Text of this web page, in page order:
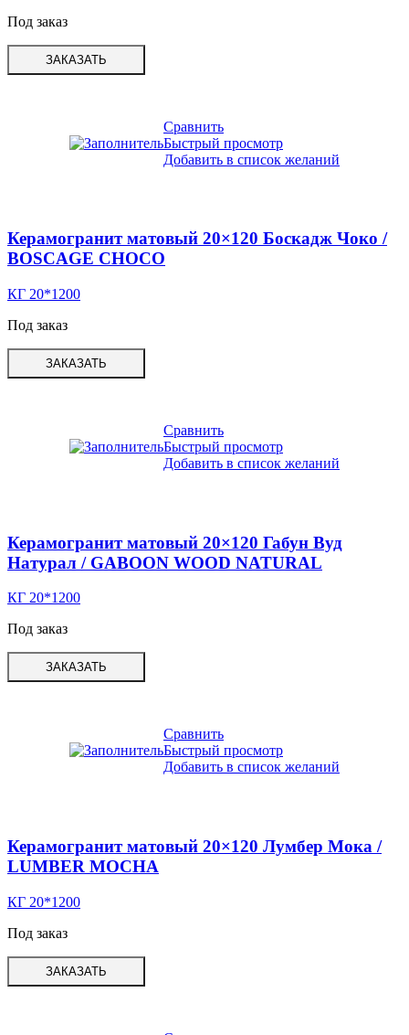
Под заказ
ЗАКАЗАТЬ
Сравнить
Быстрый просмотр
Добавить в список желаний
Керамогранит матовый 20×120 Боскадж Чоко /
BOSCAGE CHOCO
КГ 20*1200
Под заказ
ЗАКАЗАТЬ
Сравнить
Быстрый просмотр
Добавить в список желаний
Керамогранит матовый 20×120 Габун Вуд
Натурал / GABOON WOOD NATURAL
КГ 20*1200
Под заказ
ЗАКАЗАТЬ
Сравнить
Быстрый просмотр
Добавить в список желаний
Керамогранит матовый 20×120 Лумбер Мока /
LUMBER MOCHA
КГ 20*1200
Под заказ
ЗАКАЗАТЬ